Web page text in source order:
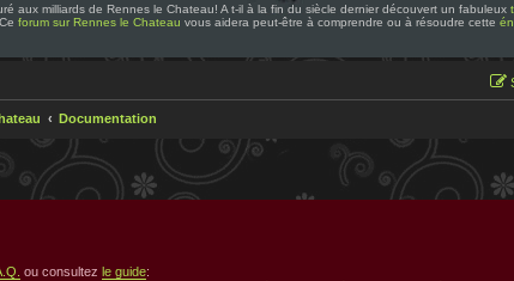
aux milliards de Rennes le Chateau! A t-il à la fin du siècle dernier découvert un fabuleux
forum sur Rennes le Chateau vous aidera peut-être à comprendre ou à résoudre cette
Documentation
ou consultez le guide: